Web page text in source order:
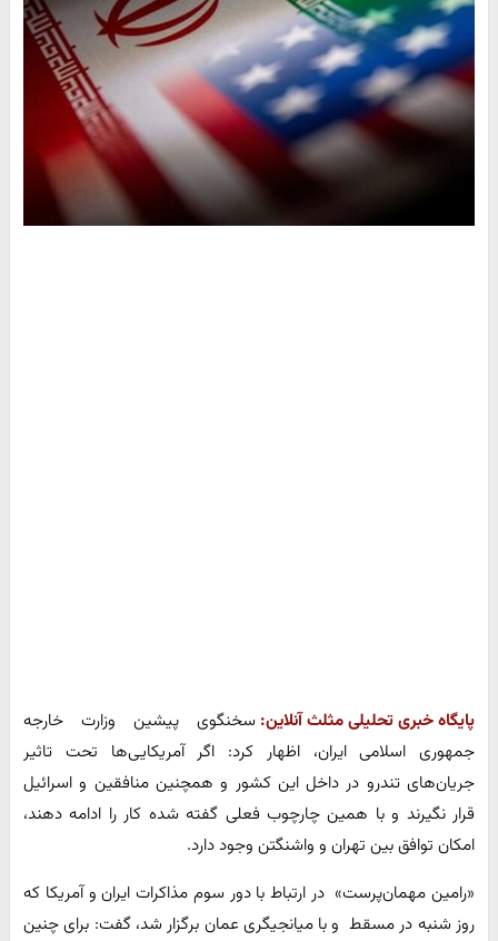
پایگاه خبری تحلیلی مثلث آنلاین: سخنگوی پیشین وزارت خارجه
جمهوری اسلامی ایران، اظهار کرد: اگر آمریکایی‌ها تحت تاثیر
جریان‌های تندرو در داخل این کشور و همچنین منافقین و اسرائیل
قرار نگیرند و با همین چارچوب فعلی گفته شده کار را ادامه دهند،
امکان توافق بین تهران و واشنگتن وجود دارد.
«رامین مهمان‌پرست» در ارتباط با دور سوم مذاکرات ایران و آمریکا که
روز شنبه در مسقط و با میانجیگری عمان برگزار شد، گفت: برای چنین